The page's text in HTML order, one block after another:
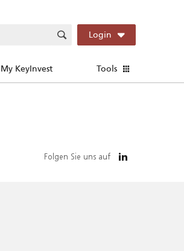
Login
My KeyInvest Tools
Folgen Sie uns auf